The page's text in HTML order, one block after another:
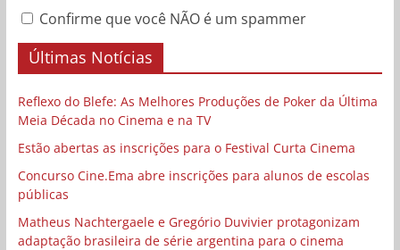
Confirme que você NÃO é um spammer
Últimas Notícias
Reflexo do Blefe: As Melhores Produções de Poker da Última
Meia Década no Cinema e na TV
Estão abertas as inscrições para o Festival Curta Cinema
Concurso Cine.Ema abre inscrições para alunos de escolas
públicas
Matheus Nachtergaele e Gregório Duvivier protagonizam
adaptação brasileira de série argentina para o cinema